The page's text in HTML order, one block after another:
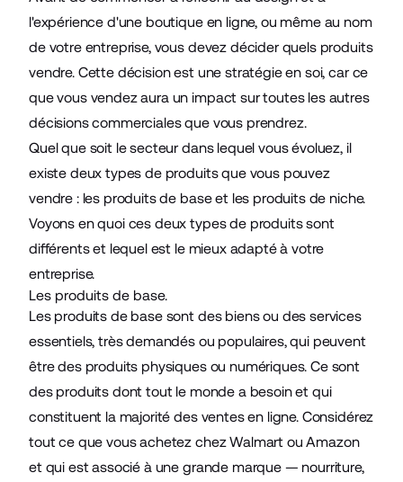
l'expérience d'une boutique en ligne, ou même au nom
de votre entreprise, vous devez décider quels produits
vendre. Cette décision est une stratégie en soi, car ce
que vous vendez aura un impact sur toutes les autres
décisions commerciales que vous prendrez.
Quel que soit le secteur dans lequel vous évoluez, il
existe deux types de produits que vous pouvez
vendre : les produits de base et les produits de niche.
Voyons en quoi ces deux types de produits sont
différents et lequel est le mieux adapté à votre
entreprise.
Les produits de base.
Les produits de base sont des biens ou des services
essentiels, très demandés ou populaires, qui peuvent
être des produits physiques ou numériques. Ce sont
des produits dont tout le monde a besoin et qui
constituent la majorité des ventes en ligne. Considérez
tout ce que vous achetez chez Walmart ou Amazon
et qui est associé à une grande marque — nourriture,